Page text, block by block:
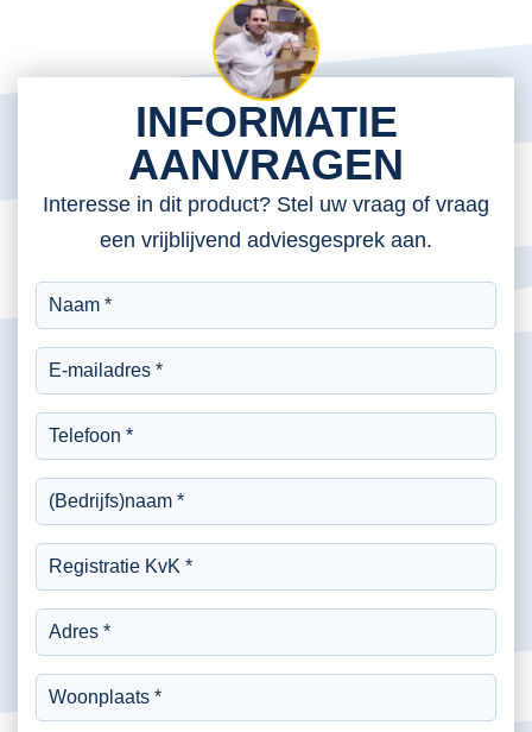
INFORMATIE
AANVRAGEN
Interesse in dit product? Stel uw vraag of vraag
een vrijblijvend adviesgesprek aan.